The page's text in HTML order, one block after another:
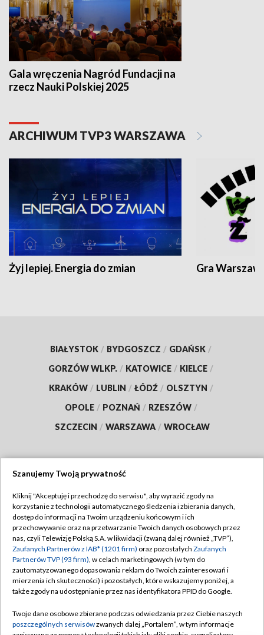
Gala wręczenia Nagród Fundacji na
rzecz Nauki Polskiej 2025
ARCHIWUM TVP3 WARSZAWA
Żyj lepiej. Energia do zmian Gra
BIAŁYSTOK / BYDGOSZCZ / GDAŃSK /
GORZÓW WLKP. / KATOWICE / KIELCE /
KRAKÓW / LUBLIN / ŁÓDŹ / OLSZTYN /
OPOLE / POZNAŃ / RZESZÓW /
SZCZECIN / WARSZAWA / WROCŁAW
TVP
Abonament TVP
Emisja w TVP
Centrum informacji TVP
Naziemna Telewizja Cyfrowa
Rada Programowa
Regulamin TVP
Polityka prywatności
Moje zgody
Pomoc
Kontakt
Szanujemy Twoją prywatność
Kliknij "Akceptuję i przechodzę do serwisu", aby wyrazić zgody na
korzystanie z technologii automatycznego śledzenia i zbierania danych,
dostęp do informacji na Twoim urządzeniu końcowym i ich
przechowywanie oraz na przetwarzanie Twoich danych osobowych przez
nas, czyli Telewizję Polską S.A. w likwidacji (zwaną dalej również „TVP”),
Zaufanych Partnerów z IAB* (1201 firm) oraz pozostałych Zaufanych
Partnerów TVP (93 firm), w celach marketingowych (w tym do
zautomatyzowanego dopasowania reklam do Twoich zainteresowań i
mierzenia ich skuteczności) i pozostałych, które wskazujemy poniżej, a
także zgody na udostępnianie przez nas identyfikatora PPID do Google.
Twoje dane osobowe zbierane podczas odwiedzania przez Ciebie naszych
poszczególnych serwisówzwanych dalej „Portalem”, w tym informacje